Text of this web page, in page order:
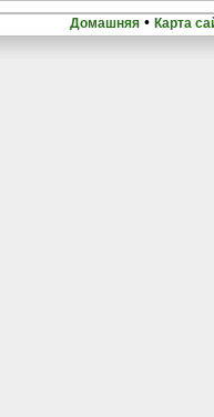
Домашняя • Карта